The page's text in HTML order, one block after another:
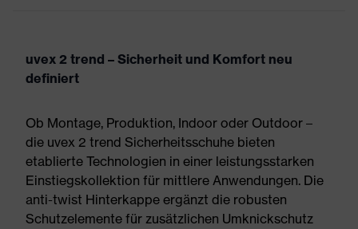
uvex 2 trend – Sicherheit und Komfort neu
definiert
Ob Montage, Produktion, Indoor oder Outdoor –
die uvex 2 trend Sicherheitsschuhe bieten
etablierte Technologien in einer leistungsstarken
Einstiegskollektion für mittlere Anwendungen. Die
anti-twist Hinterkappe ergänzt die robusten
Schutzelemente für zusätzlichen Umknickschutz